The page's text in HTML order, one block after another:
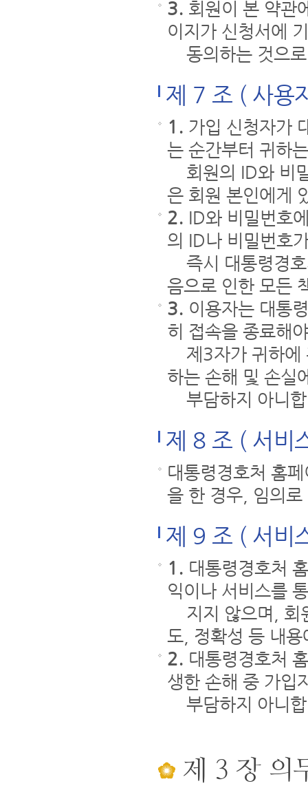
3. 회원이 본 약관
이지가 신청서에
동의하는 것으
제 7 조 ( 사용
1. 가입 신청자가
는 순간부터 귀하
회원의 ID와 비
은 회원 본인에게
2. ID와 비밀번호
의 ID나 비밀번호
즉시 대통령경호
음으로 인한 모든
3. 이용자는 대통
히 접속을 종료해
제3자가 귀하에
하는 손해 및 손실
부담하지 아니
제 8 조 ( 서비
대통령경호처 홈
을 한 경우, 임의
제 9 조 ( 서비
1. 대통령경호처
익이나 서비스를
지지 않으며, 회
도, 정확성 등 내
2. 대통령경호처
생한 손해 중 가입
부담하지 아니
제 3 장 의